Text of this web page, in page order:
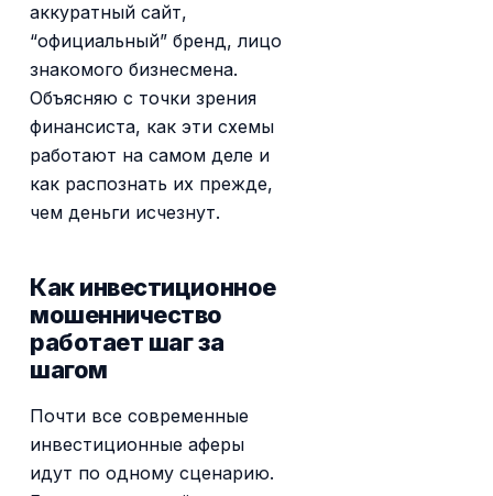
аккуратный сайт,
“официальный” бренд, лицо
знакомого бизнесмена.
Объясняю с точки зрения
финансиста, как эти схемы
работают на самом деле и
как распознать их прежде,
чем деньги исчезнут.
Как инвестиционное
мошенничество
работает шаг за
шагом
Почти все современные
инвестиционные аферы
идут по одному сценарию.